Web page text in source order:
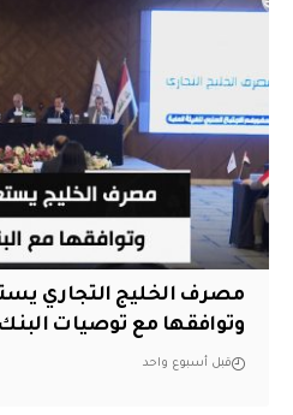
مصرف الخليج التجاري
وتوافقها مع توصيات
قبل أسبوع واحد